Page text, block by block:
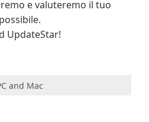
e valuteremo il tuo
UpdateStar!